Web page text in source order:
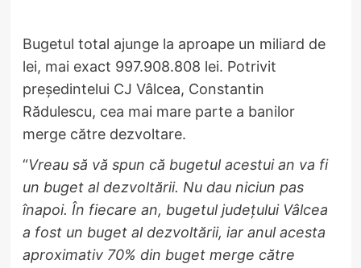
Bugetul total ajunge la aproape un miliard de
lei, mai exact 997.908.808 lei. Potrivit
președintelui CJ Vâlcea, Constantin
Rădulescu, cea mai mare parte a banilor
merge către dezvoltare.
“Vreau să vă spun că bugetul acestui an va fi
un buget al dezvoltării. Nu dau niciun pas
înapoi. În fiecare an, bugetul județului Vâlcea
a fost un buget al dezvoltării, iar anul acesta
aproximativ 70% din buget merge către